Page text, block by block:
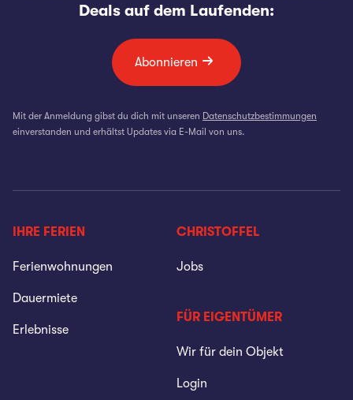
Deals auf dem Laufenden:
Abonnieren
Mit der Anmeldung gibst du dich mit unseren Datenschutzbestimmungen
einverstanden und erhältst Updates via E-Mail von uns.
IHRE FERIEN
Ferienwohnungen
Dauermiete
Erlebnisse
CHRISTOFFEL
Jobs
FÜR EIGENTÜMER
Wir für dein Objekt
Login